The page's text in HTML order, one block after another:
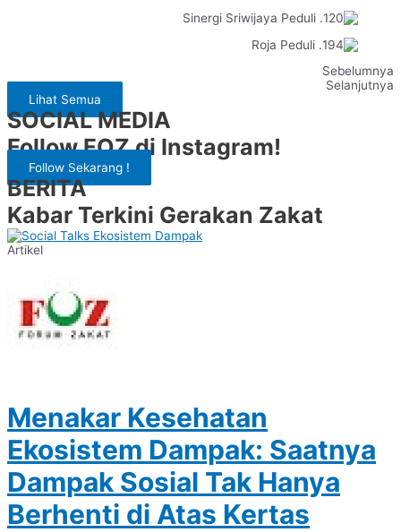
Sebelumnya
Selanjutnya
Lihat Semua
SOCIAL MEDIA
Follow FOZ di Instagram!
Follow Sekarang !
BERITA
Kabar Terkini Gerakan Zakat
Artikel
Menakar Kesehatan
Ekosistem Dampak: Saatnya
Dampak Sosial Tak Hanya
Berhenti di Atas Kertas